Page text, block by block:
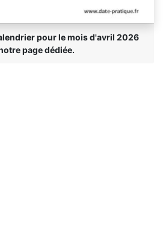
pour le mois d'avril 2026
page dédiée.